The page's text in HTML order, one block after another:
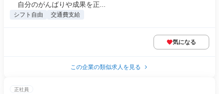
自分のがんばりや成果を正...
シフト自由 交通費支給
気になる
この企業の類似求人を見る
正社員